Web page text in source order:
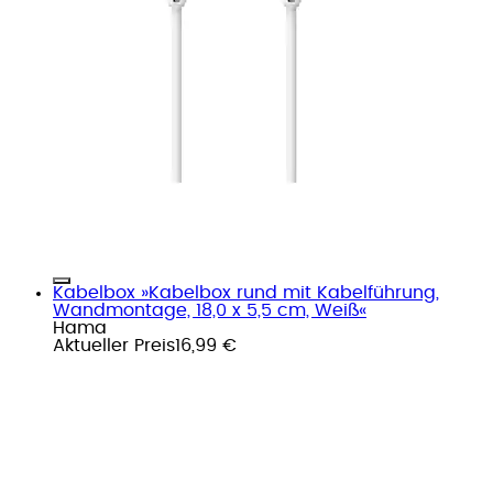
Kabelbox »Kabelbox rund mit Kabelführung,
Wandmontage, 18,0 x 5,5 cm, Weiß«
Hama
Aktueller Preis16,99 €